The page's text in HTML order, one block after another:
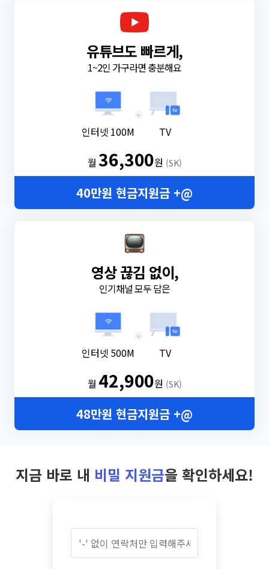
유튜브도 빠르게,
1~2인 가구라면 충분해요
인터넷 100M
+
TV
월36,300원 (SK)
40만원 현금지원금 +@
영상 끊김 없이,
인기채널 모두 담은
인터넷 500M
+
TV
월 42,900원 (SK)
48만원 현금지원금 +@
지금 바로 내 비밀 지원금을 확인하세요!